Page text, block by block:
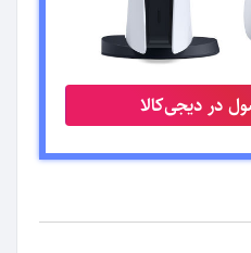
در دیجی‌کالا